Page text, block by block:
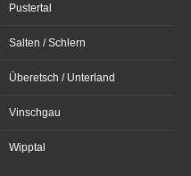
Pustertal
Salten / Schlern
Überetsch / Unterland
Vinschgau
Wipptal